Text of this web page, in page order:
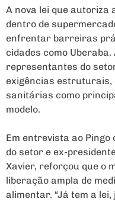
A nova lei que autoriza
dentro de
enfrentar barreiras
cidades como Uberaba.
representantes do
exigências
sanitárias como
modelo.
Em entrevista ao Pingo
do setor e ex-
Xavier, reforçou que o
liberação ampla de
alimentar. “Já tem a